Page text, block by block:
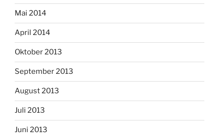
Mai 2014
April 2014
Oktober 2013
September 2013
August 2013
Juli 2013
Juni 2013